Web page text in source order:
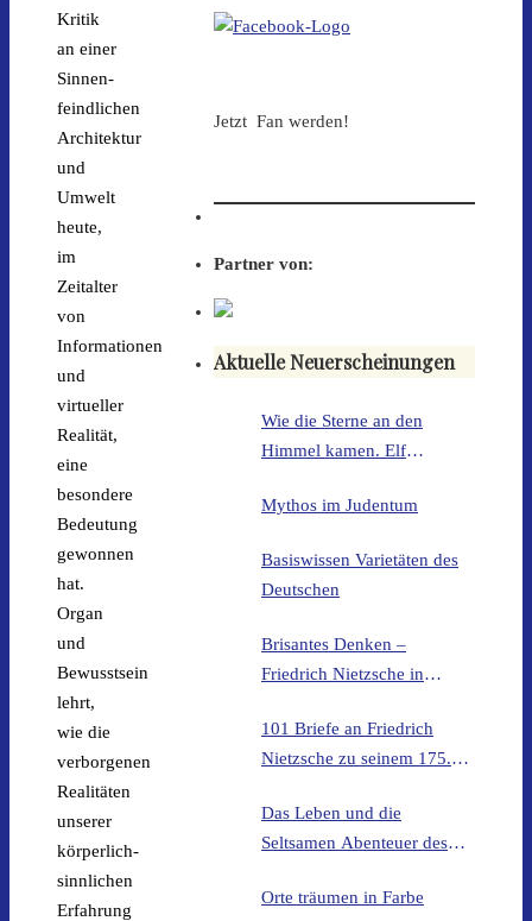
Kritik
an einer
Sinnen-
feindlichen
Architektur
und
Umwelt
heute,
im
Zeitalter
von
Informationen
und
virtueller
Realität,
eine
besondere
Bedeutung
gewonnen
hat.
Organ
und
Bewusstsein
lehrt,
wie die
verborgenen
Realitäten
unserer
körperlich-
sinnlichen
Erfahrung
Jetzt Fan werden!
Partner von:
Aktuelle Neuerscheinungen
Wie die Sterne an den
Himmel kamen. Elf
unserer Vorfahren
Mythos im Judentum
Basiswissen Varietäten des
Deutschen
Brisantes Denken –
Friedrich Nietzsche in
101 Briefe an Friedrich
Nietzsche zu seinem 175.
Das Leben und die
Seltsamen Abenteuer des
Professor. Nicht von Ihm
Orte träumen in Farbe